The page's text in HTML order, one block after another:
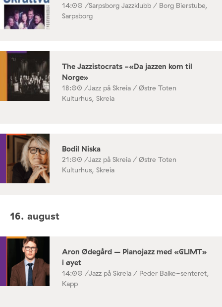
14:00 /Sarpsborg Jazzklubb / Borg Bierstube,
Sarpsborg
The Jazzistocrats -«Da jazzen kom til
Norge»
18:00 /Jazz på Skreia / Østre Toten
Kulturhus, Skreia
Bodil Niska
21:00 /Jazz på Skreia / Østre Toten
Kulturhus, Skreia
16. august
Aron Ødegård – Pianojazz med «GLIMT»
i øyet
14:00 /Jazz på Skreia / Peder Balke-senteret,
Kapp